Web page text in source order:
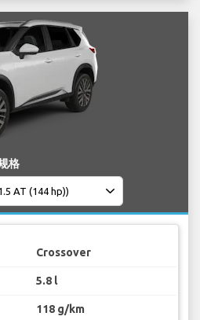
格
Crossover
5.8 l
118 g/km